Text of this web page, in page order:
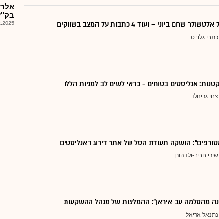
שחם ביוני – ועוד 4 כתבות על המצב בשווקים
כתבי גלובס
צחי גרינולד
הושקה תעודת הסל של אתר דירוג האנליסטים
שירי חביב-ולדהורן
מהסלמה עם איראן": ההמלצות של מנהל ההשקעות
נתנאל אריאל
08:20